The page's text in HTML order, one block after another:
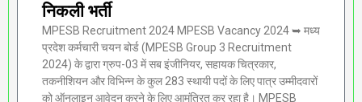
निकली भर्ती
MPESB Recruitment 2024 MPESB Vacancy 2024 ➥ मध्य
प्रदेश कर्मचारी चयन बोर्ड (MPESB Group 3 Recruitment
2024) के द्वारा ग्रुप-03 में सब इंजीनियर, सहायक चित्रकार,
तकनीशियन और विभिन्न के कुल 283 स्थायी पदों के लिए पात्र उम्मीदवारों
को ऑनलाइन आवेदन करने के लिए आमंत्रित कर रहा है। MPESB